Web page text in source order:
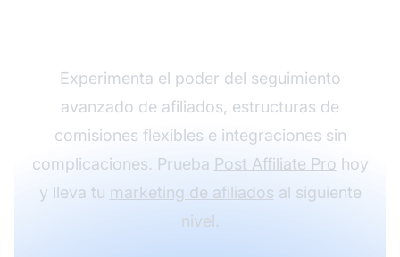
Experimenta el poder del seguimiento
avanzado de afiliados, estructuras de
comisiones flexibles e integraciones sin
complicaciones. Prueba Post Affiliate Pro hoy
y lleva tu marketing de afiliados al siguiente
nivel.